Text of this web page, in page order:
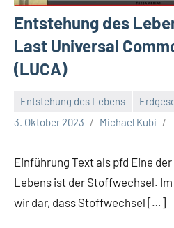
Entstehung des
Last Universal
(LUCA)
Entstehung des Lebens
3. Oktober 2023
Michael Kubi
Einführung Text als pfd Eine
Lebens ist der Stoffwechsel.
wir dar, dass Stoffwechsel […]